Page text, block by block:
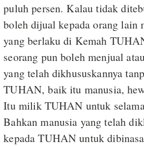
puluh persen. Kalau tidak
boleh dijual kepada orang lain
yang berlaku di Kemah
seorang pun boleh menjual
yang telah dikhususkannya
TUHAN, baik itu manusia,
Itu milik TUHAN untuk
Bahkan manusia yang telah
kepada TUHAN untuk